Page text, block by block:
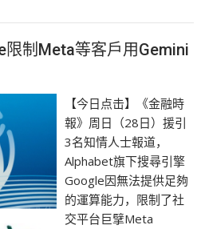
制Meta等客戶用Gemini
【今日点击】《金融時
報》周日（28日）援引
3名知情人士報道，
Alphabet旗下搜尋引擎
Google因無法提供足夠
的運算能力，限制了社
交平台巨擘Meta